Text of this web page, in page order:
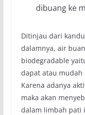
dibuang ke
Ditinjau dari
dalamnya, air
biodegradable
dapat atau mudah
Karena adanya
maka akan
dalam limbah pati